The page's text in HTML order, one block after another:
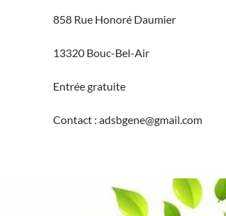
858 Rue Honoré Daumier
13320 Bouc-Bel-Air
Entrée gratuite
Contact : adsbgene@gmail.com